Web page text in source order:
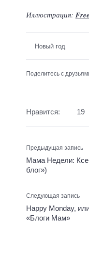
Иллюстрация:
Новый год
Поделитесь с
Нравится: 19
Предыдущая запись
Мама Недели:
блог»)
Следующая запись
Happy Monday,
«Блоги Мам»